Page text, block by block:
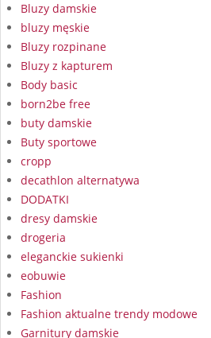
Bluzy damskie
bluzy męskie
Bluzy rozpinane
Bluzy z kapturem
Body basic
born2be free
buty damskie
Buty sportowe
cropp
decathlon alternatywa
DODATKI
dresy damskie
drogeria
eleganckie sukienki
eobuwie
Fashion
Fashion aktualne trendy modowe
Garnitury damskie